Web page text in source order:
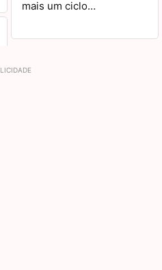
mais um ciclo…